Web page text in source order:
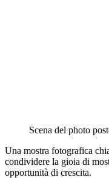
Scena del photo
Una mostra fotografica
condividere la gioia di
opportunità di crescita.